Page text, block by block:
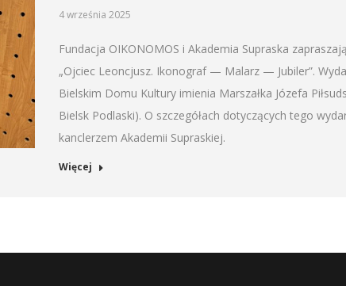
4 września 2025
Fundacja OIKONOMOS i Akademia Supraska
„Ojciec Leoncjusz. Ikonograf — Malarz — Jubiler”.
Bielskim Domu Kultury imienia Marszałka Józefa
Bielsk Podlaski). O szczegółach dotyczących tego
kanclerzem Akademii Supraskiej.
Więcej